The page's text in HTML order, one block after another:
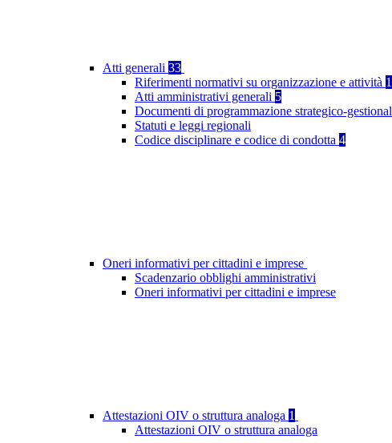
Atti generali 33
Riferimenti normativi su organizzazione e attività
Atti amministrativi generali 5
Documenti di programmazione strategico-
Statuti e leggi regionali
Codice disciplinare e codice di condotta 4
Oneri informativi per cittadini e imprese
Scadenzario obblighi amministrativi
Oneri informativi per cittadini e imprese
Attestazioni OIV o struttura analoga 1
Attestazioni OIV o struttura analoga